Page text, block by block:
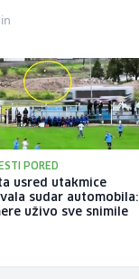
PORED
usred utakmice
sudar automobila:
uživo sve snimile